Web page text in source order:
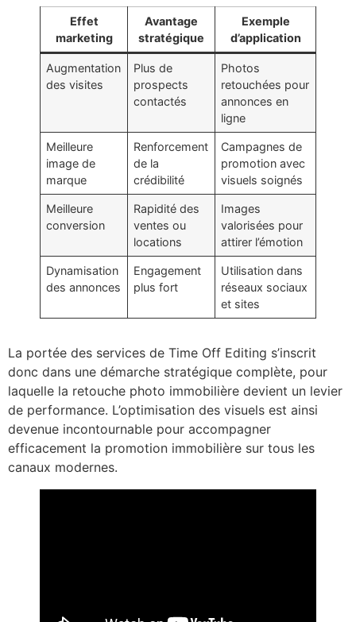
Effet
marketing
Avantage
stratégique
Exemple
d’application
Augmentation
des visites
Plus de
prospects
contactés
Photos
retouchées pour
annonces en
ligne
Meilleure
image de
marque
Renforcement
de la
crédibilité
Campagnes de
promotion avec
visuels soignés
Meilleure
conversion
Rapidité des
ventes ou
locations
Images
valorisées pour
attirer l’émotion
Dynamisation
des annonces
Engagement
plus fort
Utilisation dans
réseaux sociaux
et sites
La portée des services de Time Off Editing s’inscrit
donc dans une démarche stratégique complète, pour
laquelle la retouche photo immobilière devient un levier
de performance. L’optimisation des visuels est ainsi
devenue incontournable pour accompagner
efficacement la promotion immobilière sur tous les
canaux modernes.